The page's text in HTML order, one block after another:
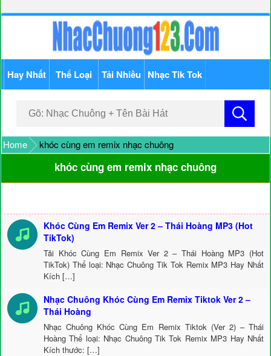
Hay Nhất Thể Loại Tải Nhiều Nhạc Tik Tok
Home khóc cùng em remix nhạc chuông
khóc cùng em remix nhạc chuông
Khóc Cùng Em Remix Ver 2 – Thái Hoàng MP3 (Hot
TikTok)
Tải Khóc Cùng Em Remix Ver 2 – Thái Hoàng MP3 (Hot
TikTok) Thể loại: Nhạc Chuông Tik Tok Remix MP3 Hay Nhất
Kích […]
Nhạc Chuông Khóc Cùng Em Remix Tiktok Ver 2 –
Thái Hoàng
Nhạc Chuông Khóc Cùng Em Remix Tiktok (Ver 2) – Thái
Hoàng Thể loại: Nhạc Chuông Tik Tok Remix MP3 Hay Nhất
Kích thước: […]